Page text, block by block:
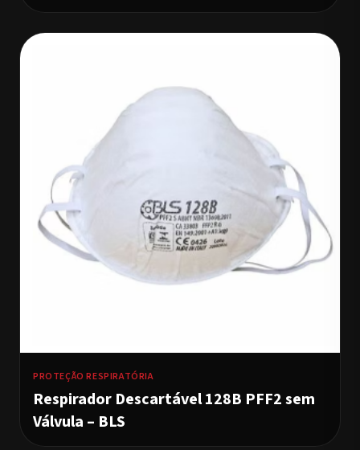
PROTEÇÃO RESPIRATÓRIA
Respirador Descartável 128B PFF2 sem
Válvula – BLS